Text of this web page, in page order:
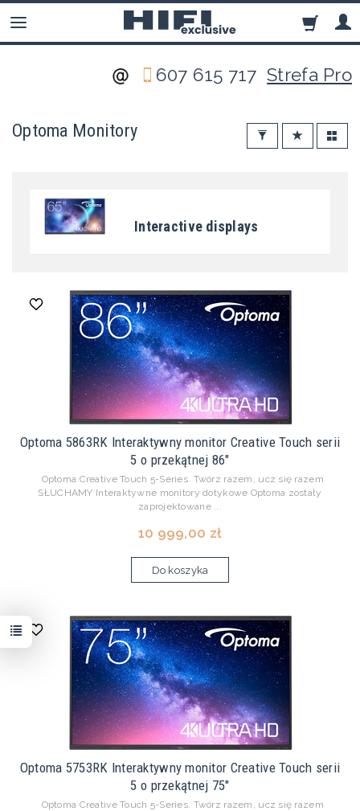
607 615 717Strefa Pro
Optoma Monitory
Interactive displays
Optoma 5863RK Interaktywny monitor Creative Touch serii
5 o przekątnej 86"
Optoma Creative Touch 5-Series. Twórz razem, ucz się razem
SŁUCHAMY Interaktywne monitory dotykowe Optoma zostały
zaprojektowane ...
10 999,00 zł
Do koszyka
Optoma 5753RK Interaktywny monitor Creative Touch serii
5 o przekątnej 75"
Optoma Creative Touch 5-Series. Twórz razem, ucz się razem